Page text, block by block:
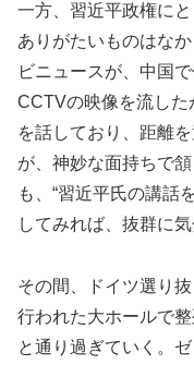
一方、習近平政権に
ありがたいものはな
ビニュースが、中国
CCTVの映像を流し
を話しており、距離
が、神妙な面持ちで
も、“習近平氏の講話
してみれば、抜群に
その間、ドイツ選り
行われた大ホールで
と通り過ぎていく。